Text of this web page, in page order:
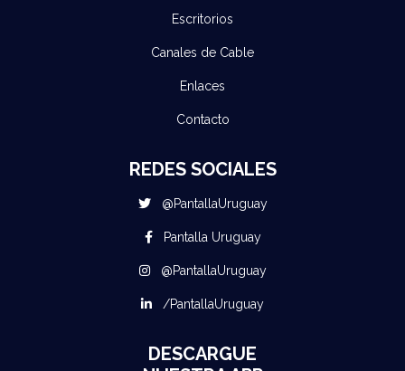
Escritorios
Canales de Cable
Enlaces
Contacto
REDES SOCIALES
@PantallaUruguay
Pantalla Uruguay
@PantallaUruguay
/PantallaUruguay
DESCARGUE